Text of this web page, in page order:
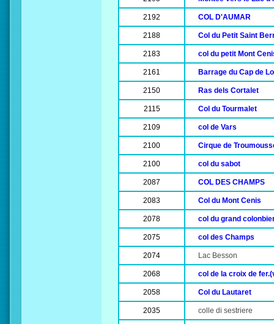
2192 COL D'AUMAR
2188 Col du Petit Saint
2183 col du petit Mont
2161 Barrage du Cap de
2150 Ras dels Cortalet
2115 Col du Tourmalet
2109 col de Vars
2100 Cirque de
2100 col du sabot
2087 COL DES CHAMPS
2083 Col du Mont Cenis
2078 col du grand
2075 col des Champs
2074 Lac Besson
2068 col de la croix de
2058 Col du Lautaret
2035 colle di sestriere